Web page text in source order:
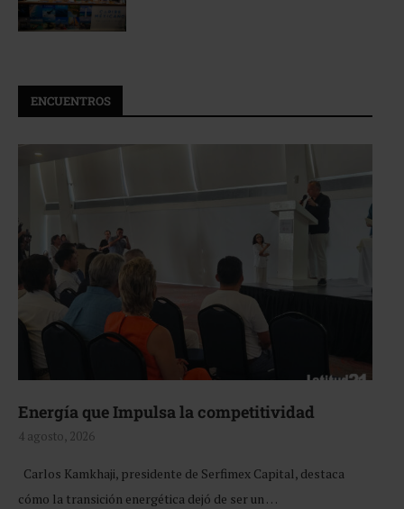
ENCUENTROS
Energía que Impulsa la competitividad
4 agosto, 2026
Carlos Kamkhaji, presidente de Serfimex Capital, destaca
cómo la transición energética dejó de ser un …